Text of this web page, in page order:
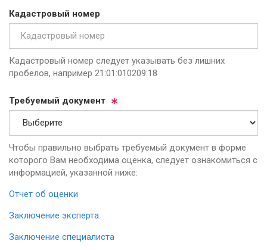
Ка­дас­тро­вый но­мер
Кадастровый номер следует указывать без лишних
пробелов, например 21:01:010209:18
Тре­бу­емый до­ку­мент
Чтобы правильно выбрать требуемый документ в форме
которого Вам необходима оценка, следует ознакомиться с
информацией, указанной ниже:
Отчет об оценки
Заключение эксперта
Заключение специалиста